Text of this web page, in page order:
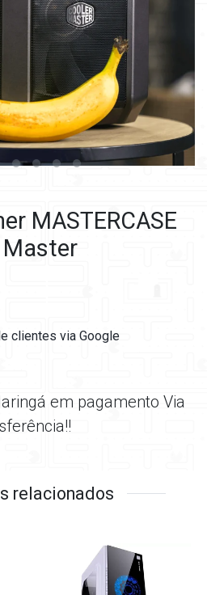
MASTERCASE
Master
clientes via Google
em pagamento Via
relacionados